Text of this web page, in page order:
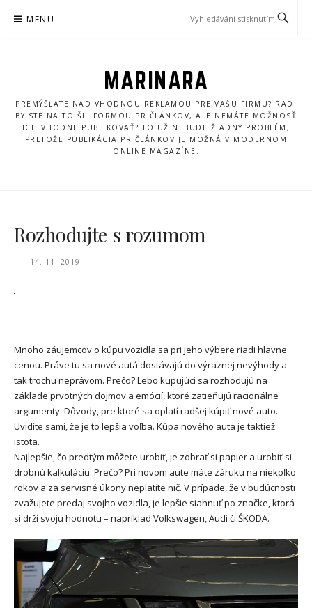
MENU
MARINARA
PREMÝŠĽATE NAD VHODNOU REKLAMOU PRE VAŠU FIRMU? RADI
BY STE NA TO ŠLI FORMOU PR ČLÁNKOV, ALE NEMÁTE MOŽNOSŤ
ICH VHODNE PUBLIKOVAŤ? TO UŽ NEBUDE ŽIADNY PROBLÉM,
PRETOŽE PUBLIKÁCIA PR ČLÁNKOV JE MOŽNÁ V MODERNOM
ONLINE MAGAZÍNE.
Rozhodujte s rozumom
14. 11. 2019
Mnoho záujemcov o kúpu vozidla sa pri jeho výbere riadi hlavne
cenou. Práve tu sa nové autá dostávajú do výraznej nevýhody a
tak trochu neprávom. Prečo? Lebo kupujúci sa rozhodujú na
základe prvotných dojmov a emócií, ktoré zatieňujú racionálne
argumenty. Dôvody, pre ktoré sa oplatí radšej kúpiť nové auto.
Uvidíte sami, že je to lepšia voľba. Kúpa nového auta je taktiež
istota.
Najlepšie, čo predtým môžete urobiť, je zobrať si papier a urobiť si
drobnú kalkuláciu. Prečo? Pri novom aute máte záruku na niekoľko
rokov a za servisné úkony neplatíte nič. V prípade, že v budúcnosti
zvažujete predaj svojho vozidla, je lepšie siahnuť po značke, ktorá
si drží svoju hodnotu – napríklad Volkswagen, Audi či ŠKODA.